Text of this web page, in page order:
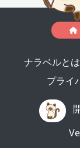
ナラベルとは
プライ